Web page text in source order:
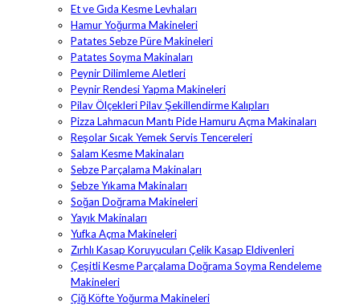
Et ve Gıda Kesme Levhaları
Hamur Yoğurma Makineleri
Patates Sebze Püre Makineleri
Patates Soyma Makinaları
Peynir Dilimleme Aletleri
Peynir Rendesi Yapma Makineleri
Pilav Ölçekleri Pilav Şekillendirme Kalıpları
Pizza Lahmacun Mantı Pide Hamuru Açma Makinaları
Reşolar Sıcak Yemek Servis Tencereleri
Salam Kesme Makinaları
Sebze Parçalama Makinaları
Sebze Yıkama Makinaları
Soğan Doğrama Makineleri
Yayık Makinaları
Yufka Açma Makineleri
Zırhlı Kasap Koruyucuları Çelik Kasap Eldivenleri
Çeşitli Kesme Parçalama Doğrama Soyma Rendeleme
Makineleri
Çiğ Köfte Yoğurma Makineleri